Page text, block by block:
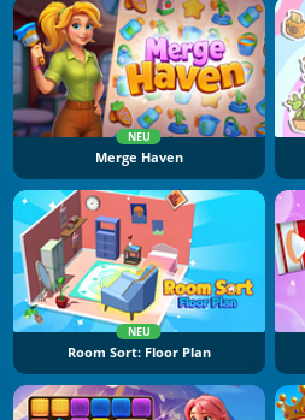
NEU
Merge Haven
NEU
Room Sort: Floor Plan